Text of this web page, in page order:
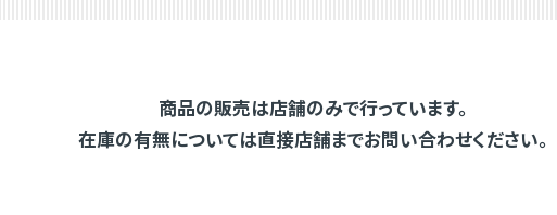
商品の販売は店舗のみで行っています。
在庫の有無については直接店舗までお問い合わせください。